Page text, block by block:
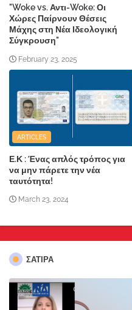
"Woke vs. Αντι-Woke: Οι
Χώρες Παίρνουν Θέσεις
Μάχης στη Νέα Ιδεολογική
Σύγκρουση"
February 23, 2025
ARTICLES
Ε.Κ : Ένας απλός τρόπος για
να μην πάρετε την νέα
ταυτότητα!
March 23, 2024
ΣΑΤΙΡΑ